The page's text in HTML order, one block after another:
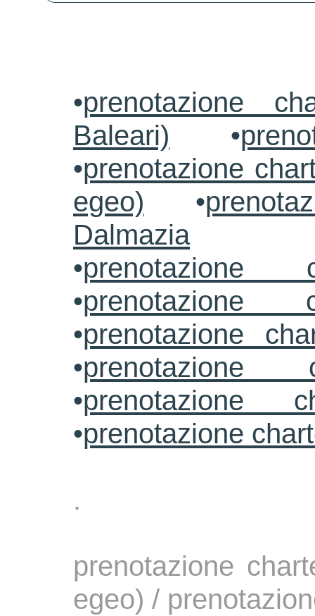
•prenotazione
Baleari) •
•prenotazione
egeo) •
Dalmazia
•prenotazione
•prenotazione
•prenotazione
•prenotazione
•prenotazione
•prenotazione
.
prenotazione
egeo) /